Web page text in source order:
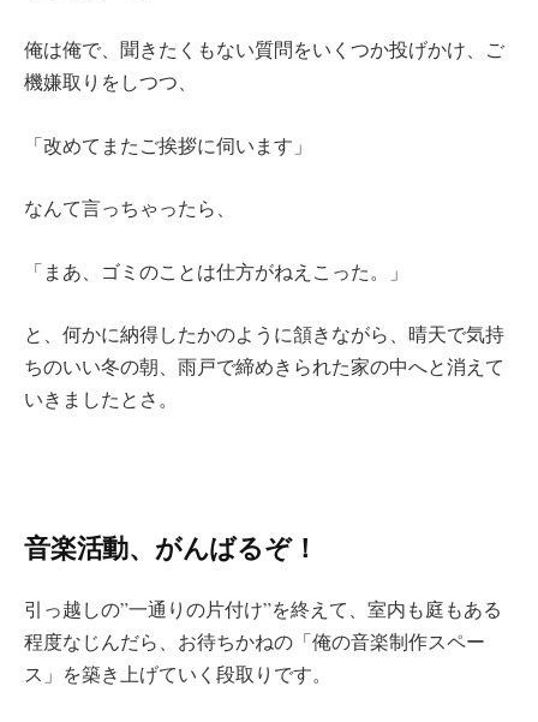
俺は俺で、聞きたくもない質問をいくつか投げかけ、ご
機嫌取りをしつつ、
「改めてまたご挨拶に伺います」
なんて言っちゃったら、
「まあ、ゴミのことは仕方がねえこった。」
と、何かに納得したかのように頷きながら、晴天で気持
ちのいい冬の朝、雨戸で締めきられた家の中へと消えて
いきましたとさ。
音楽活動、がんばるぞ！
引っ越しの”一通りの片付け”を終えて、室内も庭もある
程度なじんだら、お待ちかねの「俺の音楽制作スペー
ス」を築き上げていく段取りです。